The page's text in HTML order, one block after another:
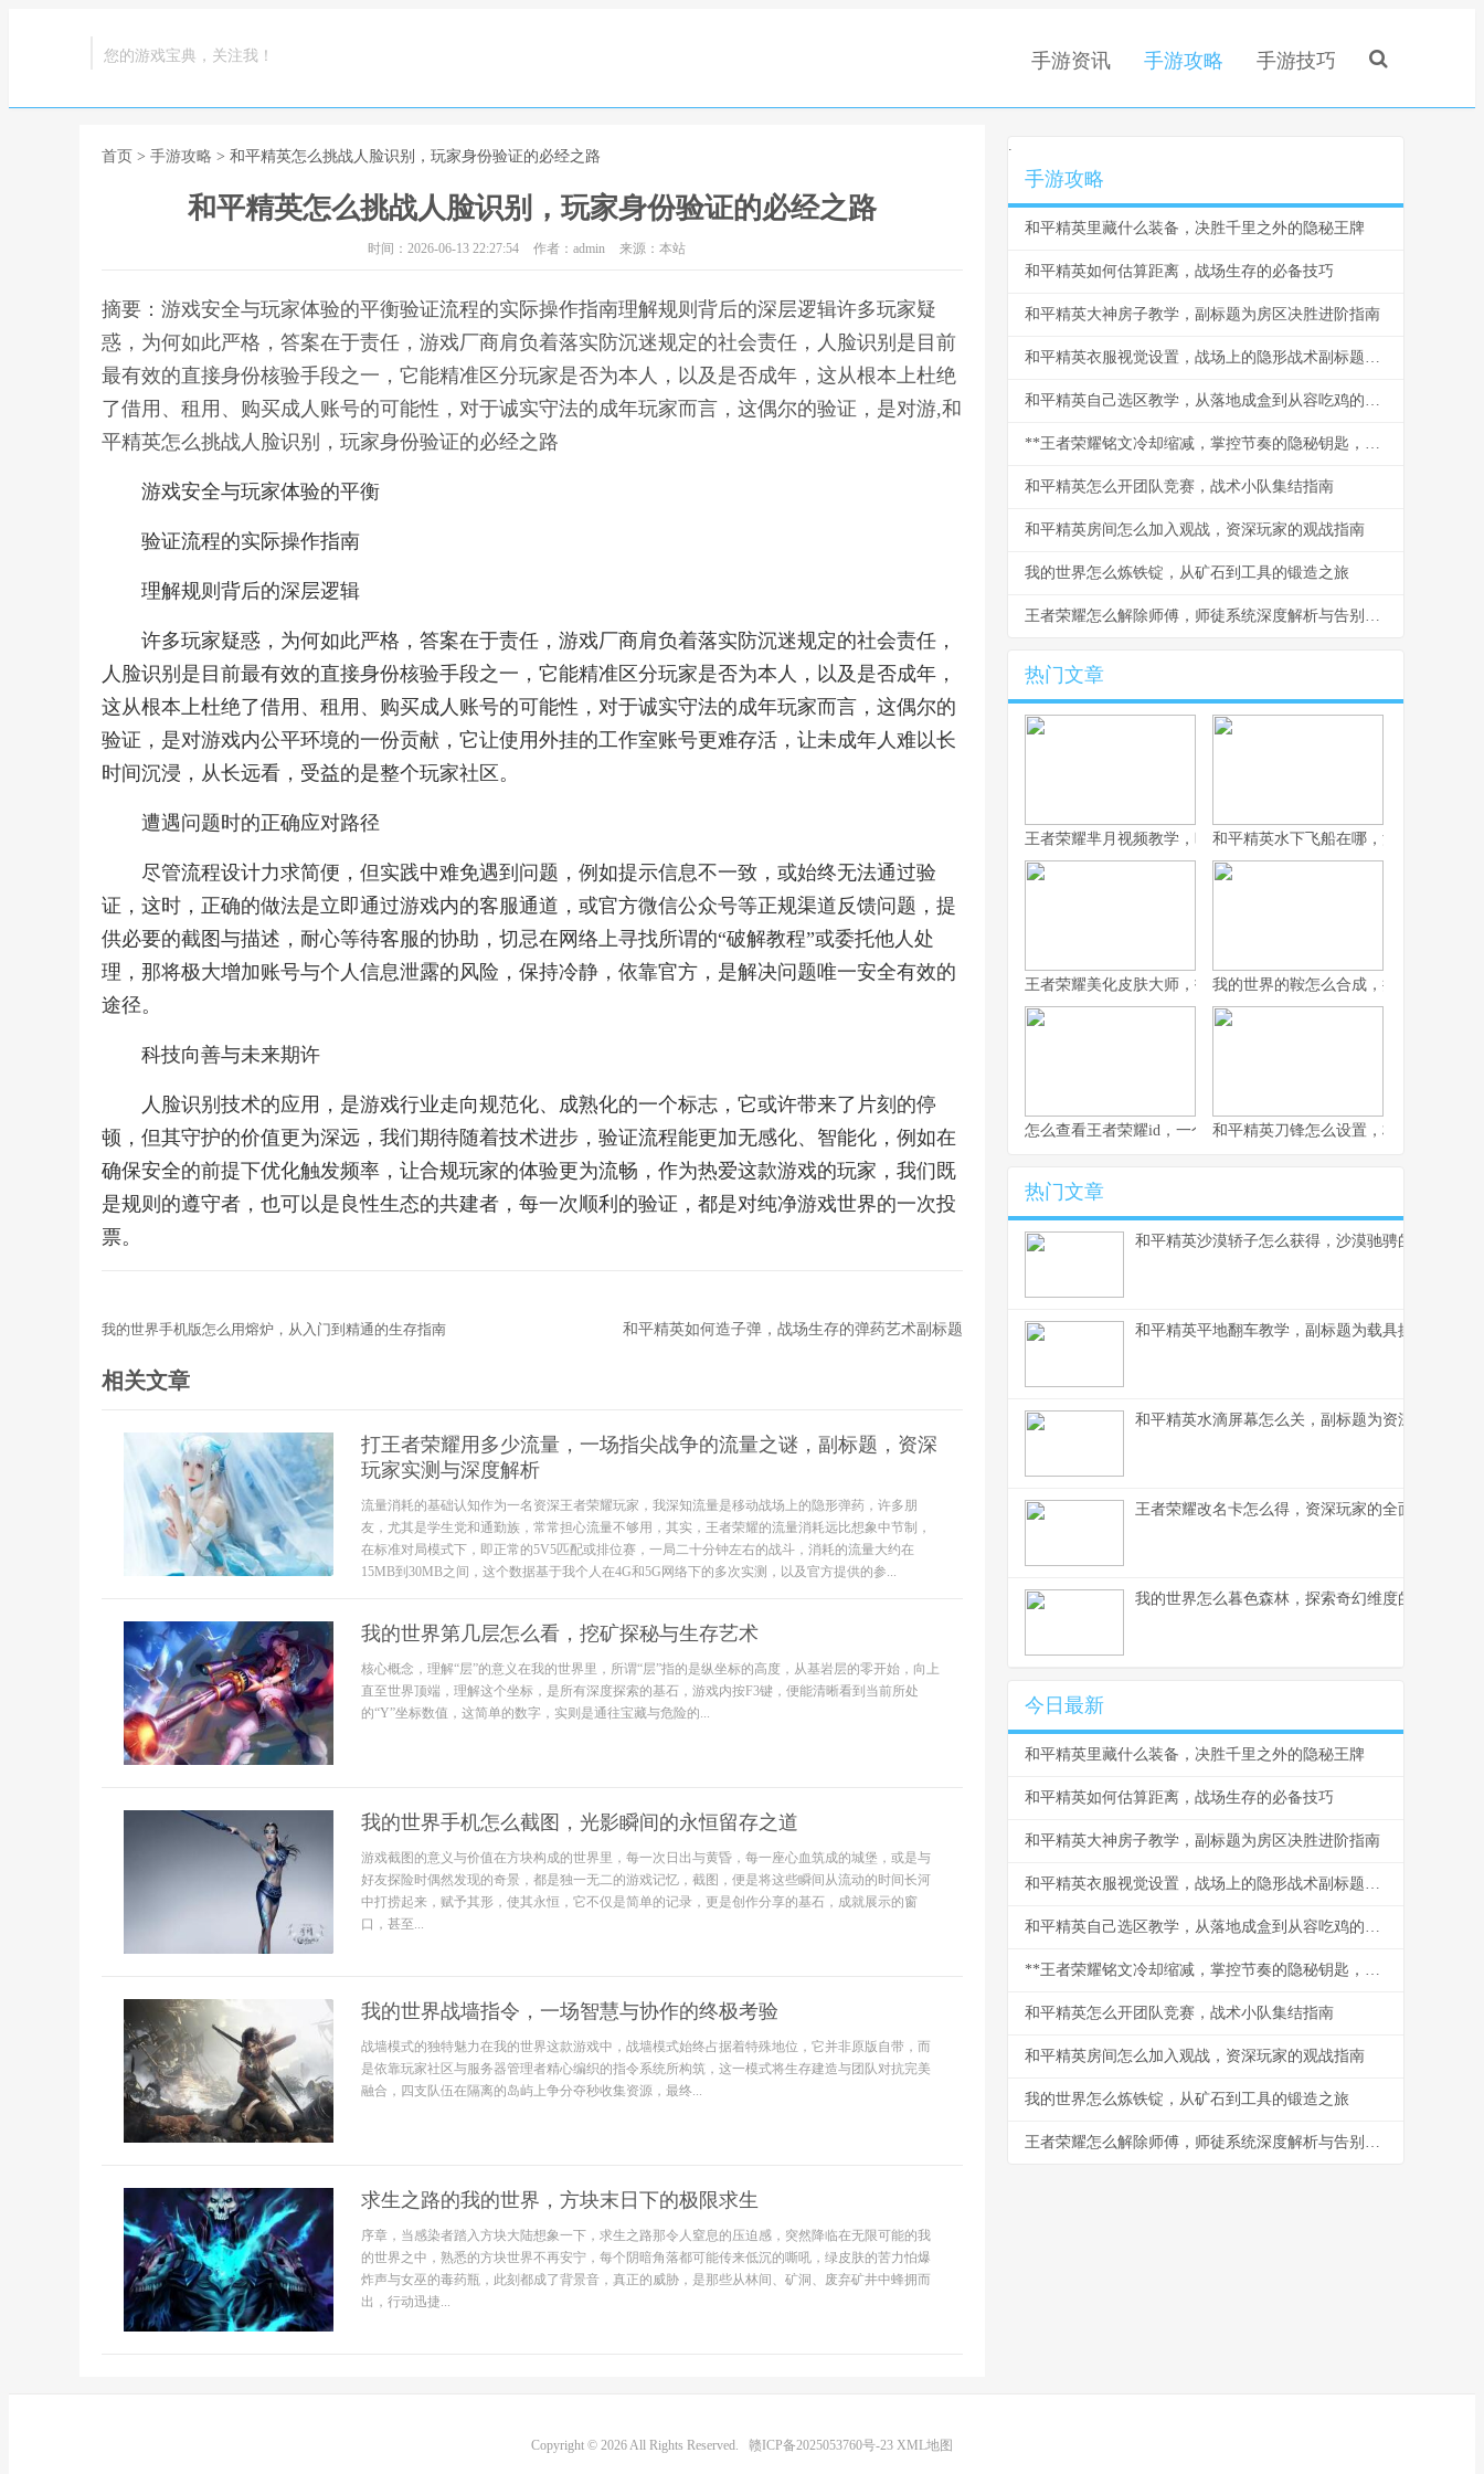
您的游戏宝典，关注我！ 手游资讯 手游攻略 手游技巧
首页 > 手游攻略 > 和平精英怎么挑战人脸识别，玩家身份验证的必经之路
和平精英怎么挑战人脸识别，玩家身份验证的必经之路
时间：2026-06-13 22:27:54 作者：admin 来源：本站
摘要：游戏安全与玩家体验的平衡验证流程的实际操作指南理解规则背后的深层逻辑许多玩家疑
惑，为何如此严格，答案在于责任，游戏厂商肩负着落实防沉迷规定的社会责任，人脸识别是目前
最有效的直接身份核验手段之一，它能精准区分玩家是否为本人，以及是否成年，这从根本上杜绝
了借用、租用、购买成人账号的可能性，对于诚实守法的成年玩家而言，这偶尔的验证，是对游,和
平精英怎么挑战人脸识别，玩家身份验证的必经之路
游戏安全与玩家体验的平衡
验证流程的实际操作指南
理解规则背后的深层逻辑
许多玩家疑惑，为何如此严格，答案在于责任，游戏厂商肩负着落实防沉迷规定的社会责任，
人脸识别是目前最有效的直接身份核验手段之一，它能精准区分玩家是否为本人，以及是否成年，
这从根本上杜绝了借用、租用、购买成人账号的可能性，对于诚实守法的成年玩家而言，这偶尔的
验证，是对游戏内公平环境的一份贡献，它让使用外挂的工作室账号更难存活，让未成年人难以长
时间沉浸，从长远看，受益的是整个玩家社区。
遭遇问题时的正确应对路径
尽管流程设计力求简便，但实践中难免遇到问题，例如提示信息不一致，或始终无法通过验
证，这时，正确的做法是立即通过游戏内的客服通道，或官方微信公众号等正规渠道反馈问题，提
供必要的截图与描述，耐心等待客服的协助，切忌在网络上寻找所谓的“破解教程”或委托他人处
理，那将极大增加账号与个人信息泄露的风险，保持冷静，依靠官方，是解决问题唯一安全有效的
途径。
科技向善与未来期许
人脸识别技术的应用，是游戏行业走向规范化、成熟化的一个标志，它或许带来了片刻的停
顿，但其守护的价值更为深远，我们期待随着技术进步，验证流程能更加无感化、智能化，例如在
确保安全的前提下优化触发频率，让合规玩家的体验更为流畅，作为热爱这款游戏的玩家，我们既
是规则的遵守者，也可以是良性生态的共建者，每一次顺利的验证，都是对纯净游戏世界的一次投
票。
我的世界手机版怎么用熔炉，从入门到精通的生存指南 和平精英如何造子弹，战场生存的弹药艺术副标题
相关文章
打王者荣耀用多少流量，一场指尖战争的流量之谜，副标题，资深
玩家实测与深度解析
流量消耗的基础认知作为一名资深王者荣耀玩家，我深知流量是移动战场上的隐形弹药，许多朋
友，尤其是学生党和通勤族，常常担心流量不够用，其实，王者荣耀的流量消耗远比想象中节制，
在标准对局模式下，即正常的5V5匹配或排位赛，一局二十分钟左右的战斗，消耗的流量大约在
15MB到30MB之间，这个数据基于我个人在4G和5G网络下的多次实测，以及官方提供的参...
我的世界第几层怎么看，挖矿探秘与生存艺术
核心概念，理解“层”的意义在我的世界里，所谓“层”指的是纵坐标的高度，从基岩层的零开始，向上
直至世界顶端，理解这个坐标，是所有深度探索的基石，游戏内按F3键，便能清晰看到当前所处
的“Y”坐标数值，这简单的数字，实则是通往宝藏与危险的...
我的世界手机怎么截图，光影瞬间的永恒留存之道
游戏截图的意义与价值在方块构成的世界里，每一次日出与黄昏，每一座心血筑成的城堡，或是与
好友探险时偶然发现的奇景，都是独一无二的游戏记忆，截图，便是将这些瞬间从流动的时间长河
中打捞起来，赋予其形，使其永恒，它不仅是简单的记录，更是创作分享的基石，成就展示的窗
口，甚至...
我的世界战墙指令，一场智慧与协作的终极考验
战墙模式的独特魅力在我的世界这款游戏中，战墙模式始终占据着特殊地位，它并非原版自带，而
是依靠玩家社区与服务器管理者精心编织的指令系统所构筑，这一模式将生存建造与团队对抗完美
融合，四支队伍在隔离的岛屿上争分夺秒收集资源，最终...
求生之路的我的世界，方块末日下的极限求生
序章，当感染者踏入方块大陆想象一下，求生之路那令人窒息的压迫感，突然降临在无限可能的我
的世界之中，熟悉的方块世界不再安宁，每个阴暗角落都可能传来低沉的嘶吼，绿皮肤的苦力怕爆
炸声与女巫的毒药瓶，此刻都成了背景音，真正的威胁，是那些从林间、矿洞、废弃矿井中蜂拥而
出，行动迅捷...
.
手游攻略
和平精英里藏什么装备，决胜千里之外的隐秘王牌
和平精英如何估算距离，战场生存的必备技巧
和平精英大神房子教学，副标题为房区决胜进阶指南
和平精英衣服视觉设置，战场上的隐形战术副标题，色彩与轮廓的博弈艺术
和平精英自己选区教学，从落地成盒到从容吃鸡的必经之路
**王者荣耀铭文冷却缩减，掌控节奏的隐秘钥匙，副标题，时间法则下的终极博弈**
和平精英怎么开团队竞赛，战术小队集结指南
和平精英房间怎么加入观战，资深玩家的观战指南
我的世界怎么炼铁锭，从矿石到工具的锻造之旅
王者荣耀怎么解除师傅，师徒系统深度解析与告别指南
热门文章
王者荣耀芈月视频教学，暗影君主的永恒艺术，副标题，掌握不死
和平精英水下飞船在哪，深海遗迹的秘
王者荣耀美化皮肤大师，指尖重塑华彩的英雄幻梦，副标题为虚拟
我的世界的鞍怎么合成，探寻无法制作
怎么查看王者荣耀id，一个资深玩家的全面指南，副标题，从基础
和平精英刀锋怎么设置，极致近战的艺
热门文章
和平精英沙漠轿子怎么获得，沙漠驰骋的独特载具
和平精英平地翻车教学，副标题为载具操控进阶与
和平精英水滴屏幕怎么关，副标题为资深玩家视角
王者荣耀改名卡怎么得，资深玩家的全面获取指
我的世界怎么暮色森林，探索奇幻维度的冒险指南
今日最新
和平精英里藏什么装备，决胜千里之外的隐秘王牌
和平精英如何估算距离，战场生存的必备技巧
和平精英大神房子教学，副标题为房区决胜进阶指南
和平精英衣服视觉设置，战场上的隐形战术副标题，色彩与轮廓的博弈艺术
和平精英自己选区教学，从落地成盒到从容吃鸡的必经之路
**王者荣耀铭文冷却缩减，掌控节奏的隐秘钥匙，副标题，时间法则下的终极博弈**
和平精英怎么开团队竞赛，战术小队集结指南
和平精英房间怎么加入观战，资深玩家的观战指南
我的世界怎么炼铁锭，从矿石到工具的锻造之旅
王者荣耀怎么解除师傅，师徒系统深度解析与告别指南
Copyright © 2026 All Rights Reserved. 赣ICP备2025053760号-23 XML地图